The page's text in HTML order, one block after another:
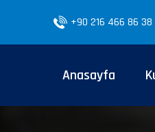
+90 216 466 86 38
Anasayfa